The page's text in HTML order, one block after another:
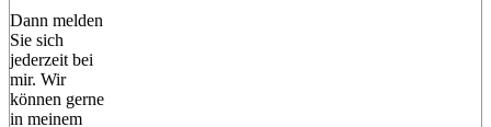
Dann melden
Sie sich
jederzeit bei
mir. Wir
können gerne
in meinem